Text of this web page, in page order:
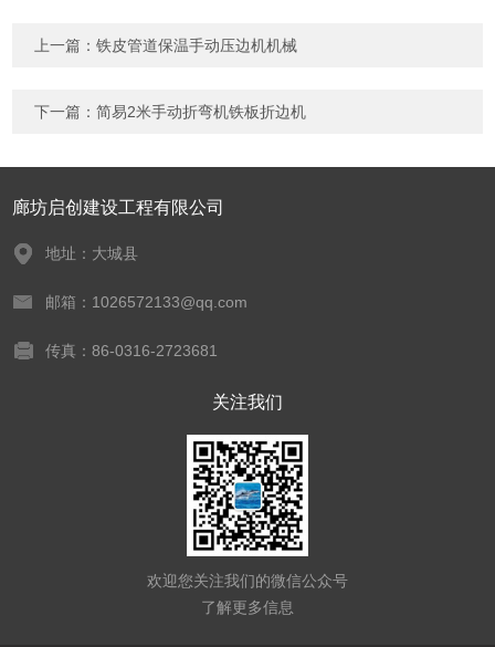
上一篇：铁皮管道保温手动压边机机械
下一篇：简易2米手动折弯机铁板折边机
廊坊启创建设工程有限公司
地址：大城县
邮箱：1026572133@qq.com
传真：86-0316-2723681
关注我们
欢迎您关注我们的微信公众号
了解更多信息